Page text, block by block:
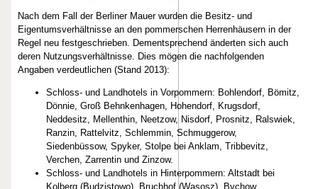
Nach dem Fall der Berliner Mauer wurden die Besitz- und
Eigentumsverhältnisse an den pommerschen Herrenhäusern in der
Regel neu festgeschrieben. Dementsprechend änderten sich auch
deren Nutzungsverhältnisse. Dies mögen die nachfolgenden
Angaben verdeutlichen (Stand 2013):
Schloss- und Landhotels in Vorpommern: Bohlendorf, Bömitz,
Dönnie, Groß Behnkenhagen, Hohendorf, Krugsdorf,
Neddesitz, Mellenthin, Neetzow, Nisdorf, Prosnitz, Ralswiek,
Ranzin, Rattelvitz, Schlemmin, Schmuggerow,
Siedenbüssow, Spyker, Stolpe bei Anklam, Tribbevitz,
Verchen, Zarrentin und Zinzow.
Schloss- und Landhotels in Hinterpommern: Altstadt bei
Kolberg (Budzistowo), Bruchhof (Wąsosz), Bychow